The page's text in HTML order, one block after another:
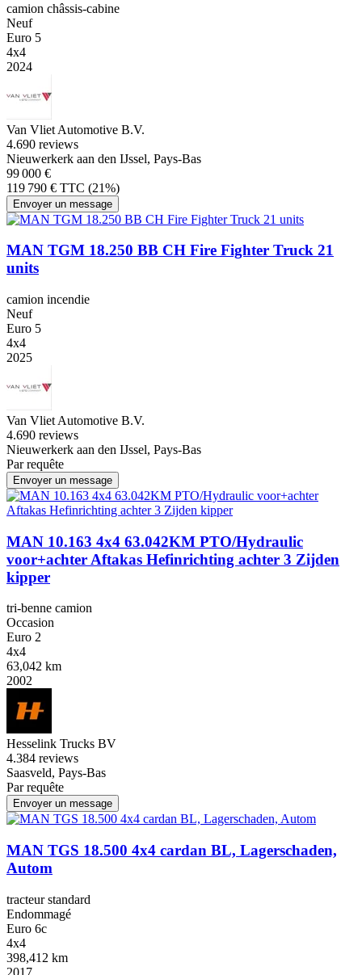
camion châssis-cabine
Neuf
Euro 5
4x4
2024
Van Vliet Automotive B.V.
4.690 reviews
Nieuwerkerk aan den IJssel, Pays-Bas
99 000 €
119 790 € TTC (21%)
Envoyer un message
MAN TGM 18.250 BB CH Fire Fighter Truck 21
units
camion incendie
Neuf
Euro 5
4x4
2025
Van Vliet Automotive B.V.
4.690 reviews
Nieuwerkerk aan den IJssel, Pays-Bas
Par requête
Envoyer un message
MAN 10.163 4x4 63.042KM PTO/Hydraulic
voor+achter Aftakas Hefinrichting achter 3 Zijden
kipper
tri-benne camion
Occasion
Euro 2
4x4
63,042 km
2002
Hesselink Trucks BV
4.384 reviews
Saasveld, Pays-Bas
Par requête
Envoyer un message
MAN TGS 18.500 4x4 cardan BL, Lagerschaden,
Autom
tracteur standard
Endommagé
Euro 6c
4x4
398,412 km
2017